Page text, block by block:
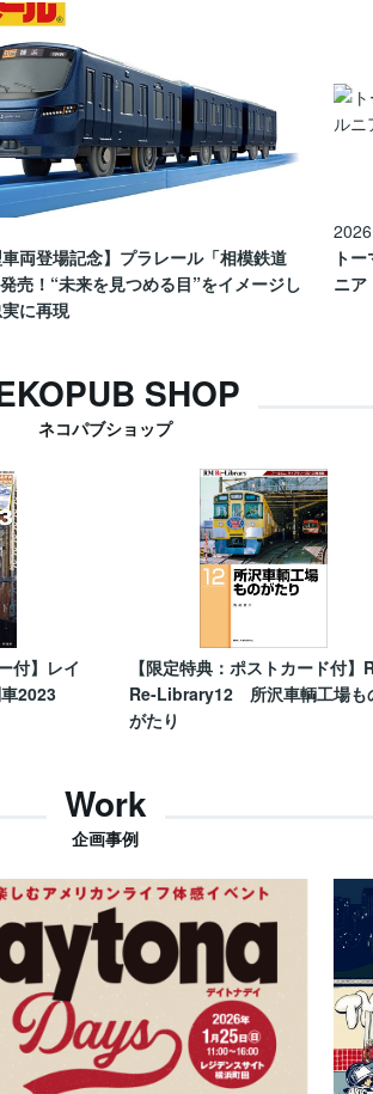
車両登場記念】プラレール「相模鉄道
売！“未来を見つめる目”をイメージし
に再現
ト
ニア
SHOP
ネコパブショップ
付】レイ
2023
【限定特典：ポストカード付】
Re-Library12 所沢車輌工場も
がたり
Work
企画事例